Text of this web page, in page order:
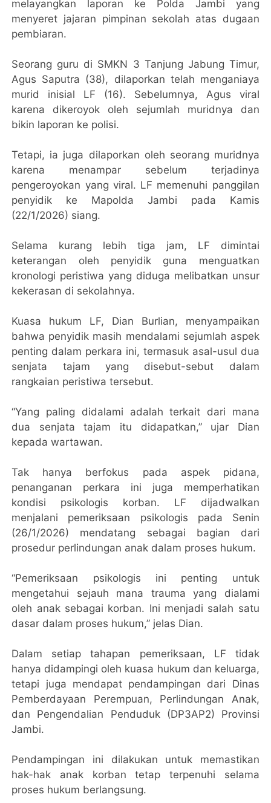
melayangkan laporan ke Polda Jambi yang
menyeret jajaran pimpinan sekolah atas dugaan
pembiaran.
Seorang guru di SMKN 3 Tanjung Jabung Timur,
Agus Saputra (38), dilaporkan telah menganiaya
murid inisial LF (16). Sebelumnya, Agus viral
karena dikeroyok oleh sejumlah muridnya dan
bikin laporan ke polisi.
Tetapi, ia juga dilaporkan oleh seorang muridnya
karena menampar sebelum terjadinya
pengeroyokan yang viral. LF memenuhi panggilan
penyidik ke Mapolda Jambi pada Kamis
(22/1/2026) siang.
Selama kurang lebih tiga jam, LF dimintai
keterangan oleh penyidik guna menguatkan
kronologi peristiwa yang diduga melibatkan unsur
kekerasan di sekolahnya.
Kuasa hukum LF, Dian Burlian, menyampaikan
bahwa penyidik masih mendalami sejumlah aspek
penting dalam perkara ini, termasuk asal-usul dua
senjata tajam yang disebut-sebut dalam
rangkaian peristiwa tersebut.
“Yang paling didalami adalah terkait dari mana
dua senjata tajam itu didapatkan,” ujar Dian
kepada wartawan.
Tak hanya berfokus pada aspek pidana,
penanganan perkara ini juga memperhatikan
kondisi psikologis korban. LF dijadwalkan
menjalani pemeriksaan psikologis pada Senin
(26/1/2026) mendatang sebagai bagian dari
prosedur perlindungan anak dalam proses hukum.
“Pemeriksaan psikologis ini penting untuk
mengetahui sejauh mana trauma yang dialami
oleh anak sebagai korban. Ini menjadi salah satu
dasar dalam proses hukum,” jelas Dian.
Dalam setiap tahapan pemeriksaan, LF tidak
hanya didampingi oleh kuasa hukum dan keluarga,
tetapi juga mendapat pendampingan dari Dinas
Pemberdayaan Perempuan, Perlindungan Anak,
dan Pengendalian Penduduk (DP3AP2) Provinsi
Jambi.
Pendampingan ini dilakukan untuk memastikan
hak-hak anak korban tetap terpenuhi selama
proses hukum berlangsung.